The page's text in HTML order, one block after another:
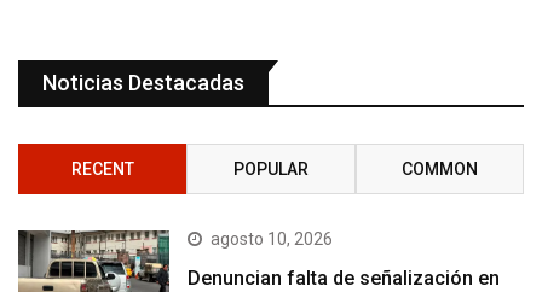
Noticias Destacadas
RECENT POPULAR COMMON
agosto 10, 2026
Denuncian falta de señalización en